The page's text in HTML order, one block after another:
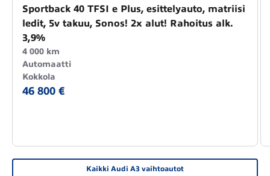
Sportback 40 TFSI e Plus, esittelyauto, matriisi
ledit, 5v takuu, Sonos! 2x alut! Rahoitus alk.
3,9%
4 000 km
Automaatti
Kokkola
46 800 €
Kaikki Audi A3 vaihtoautot